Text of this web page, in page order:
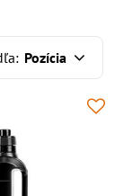
Pozícia